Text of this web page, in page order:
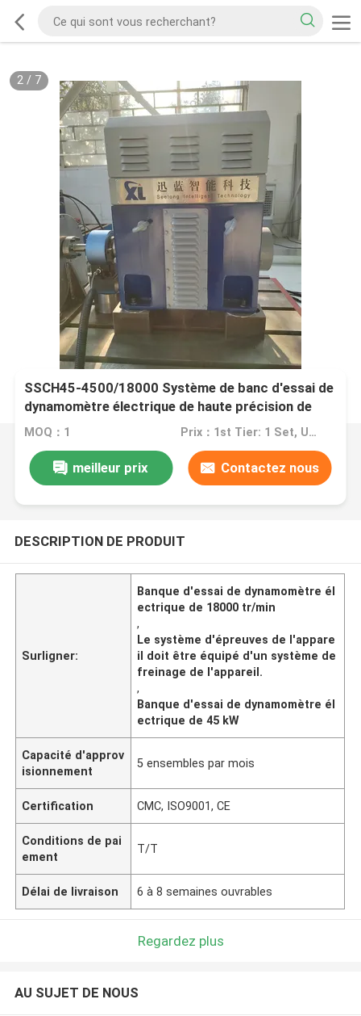
2/ 7
SSCH45-4500/18000 Système de banc d'essai de
dynamomètre électrique de haute précision de
18000 tr/min 45 kW pour tester les performances
MOQ：1 Prix：1st Tier: 1 Set, Unit Price USD 3.00 2nd Tier: 2-5 Sets, Unit Price USD 2.00 3rd Tier: Over 5 Sets, Unit Price USD 1.00
meilleur prix Contactez nous
DESCRIPTION DE PRODUIT
Surligner:
Banque d'essai de dynamomètre él
ectrique de 18000 tr/min
,
Le système d'épreuves de l'appare
il doit être équipé d'un système de
freinage de l'appareil.
,
Banque d'essai de dynamomètre él
ectrique de 45 kW
Capacité d'approv
isionnement
5 ensembles par mois
Certification CMC, ISO9001, CE
Conditions de pai
ement
T/T
Délai de livraison 6 à 8 semaines ouvrables
Regardez plus
AU SUJET DE NOUS